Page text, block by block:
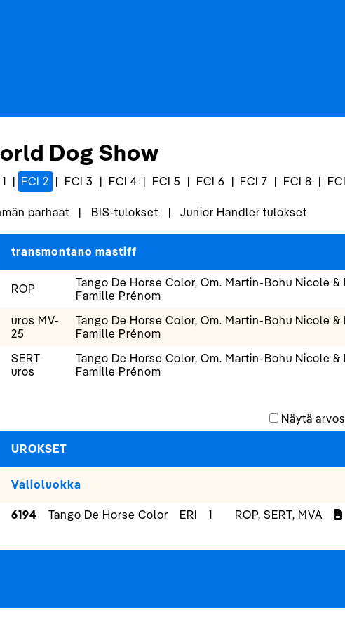
Dog Show
| FCI 2 | FCI 3 | FCI 4 | FCI 5 | FCI 6 | FCI 7 | FCI 8 |
parhaat | BIS-tulokset | Junior Handler tulokset
transmontano mastiff
ROP
Tango De Horse Color, Om. Martin-Bohu Nicole
Famille Prénom
uros MV-
25
Tango De Horse Color, Om. Martin-Bohu Nicole
Famille Prénom
SERT
uros
Tango De Horse Color, Om. Martin-Bohu Nicole
Famille Prénom
Näytä
UROKSET
Valioluokka
6194 Tango De Horse Color ERI 1 ROP, SERT, MVA